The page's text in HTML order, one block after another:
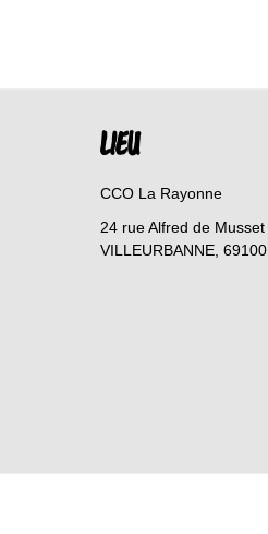
LIEU
CCO La Rayonne
24 rue Alfred de Musset
VILLEURBANNE 69100